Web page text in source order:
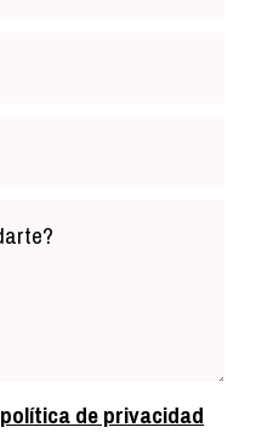
política de privacidad